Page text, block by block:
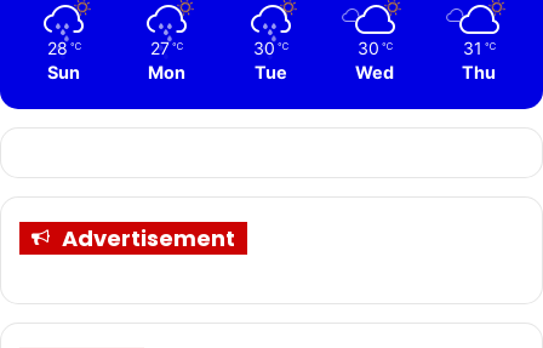
28 ℃
Sun
27 ℃
Mon
30 ℃
Tue
30 ℃
Wed
31 ℃
Thu
Advertisement